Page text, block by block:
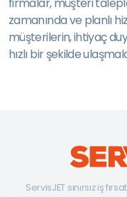
zamanında ve planlı
müşterilerin, ihtiyaç
hızlı bir şekilde
ServisJET sınırsız iş